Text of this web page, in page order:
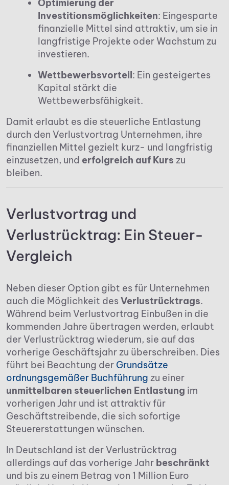
Optimierung der
Investitionsmöglichkeiten: Eingesparte
finanzielle Mittel sind attraktiv, um sie in
langfristige Projekte oder Wachstum zu
investieren.
Wettbewerbsvorteil: Ein gesteigertes
Kapital stärkt die
Wettbewerbsfähigkeit.
Damit erlaubt es die steuerliche Entlastung
durch den Verlustvortrag Unternehmen, ihre
finanziellen Mittel gezielt kurz- und langfristig
einzusetzen, und erfolgreich auf Kurs zu
bleiben.
Verlustvortrag und
Verlustrücktrag: Ein Steuer-
Vergleich
Neben dieser Option gibt es für Unternehmen
auch die Möglichkeit desVerlustrücktrags.
Während beim Verlustvortrag Einbußen in die
kommenden Jahre übertragen werden, erlaubt
der Verlustrücktrag wiederum, sie auf das
vorherige Geschäftsjahr zu überschreiben. Dies
führt bei Beachtung der Grundsätze
ordnungsgemäßer Buchführung zu einer
unmittelbaren steuerlichen Entlastung im
vorherigen Jahr und ist attraktiv für
Geschäftstreibende, die sich sofortige
Steuererstattungen wünschen.
In Deutschland ist der Verlustrücktrag
allerdings auf das vorherige Jahr beschränkt
und bis zu einem Betrag von 1 Million Euro